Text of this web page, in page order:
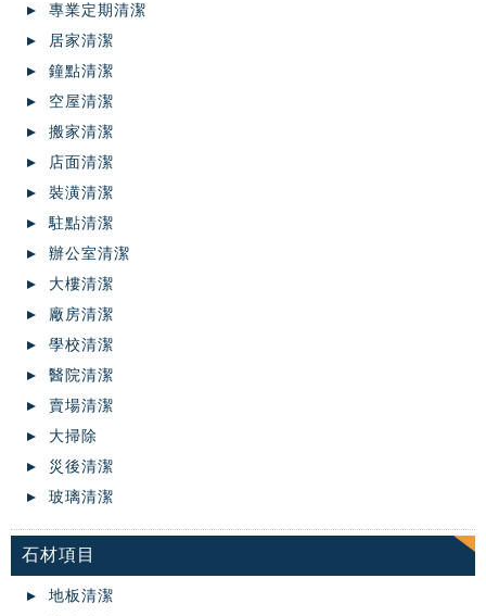
專業定期清潔
居家清潔
鐘點清潔
空屋清潔
搬家清潔
店面清潔
裝潢清潔
駐點清潔
辦公室清潔
大樓清潔
廠房清潔
學校清潔
醫院清潔
賣場清潔
大掃除
災後清潔
玻璃清潔
石材項目
地板清潔